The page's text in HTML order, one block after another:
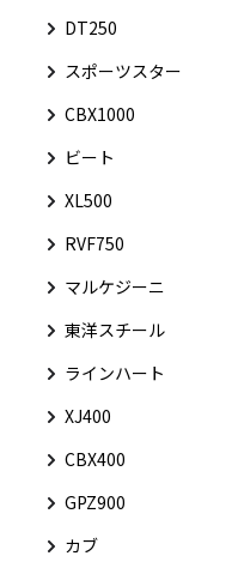
DT250
スポーツスター
CBX1000
ビート
XL500
RVF750
マルケジーニ
東洋スチール
ラインハート
XJ400
CBX400
GPZ900
カブ